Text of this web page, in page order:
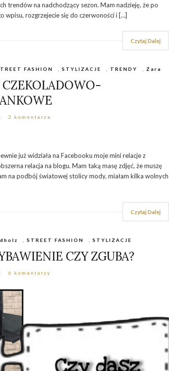
trendów na nadchodzący sezon. Mam nadzieję, że po
wpisu, rozgrzejecie się do czerwoności i […]
Czytaj Dalej
FASHION STYLIZACJE TRENDY Zara
2 komentarze
już widziała na Facebooku moje mini relacje z
relacja na blogu. Mam taką masę zdjęć, że muszę
na podbój światowej stolicy mody, miałam kilka wolnych
Czytaj Dalej
STREET FASHION STYLIZACJE
CZY ZGUBA?
6 komentarzy